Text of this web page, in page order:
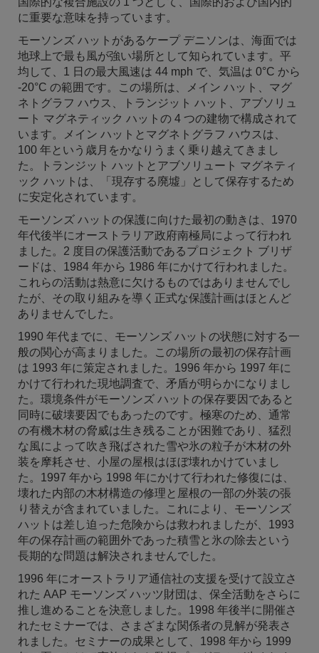
に重要な意味を持っています。
モーソンズ ハットがあるケープ デニソンは、海面では
地球上で最も風が強い場所として知られています。平
均して、1 日の最大風速は 44 mph で、気温は 0°C から
-20°C の範囲です。この場所は、メイン ハット、マグ
ネトグラフ ハウス、トランジット ハット、アブソリュ
ート マグネティック ハットの 4 つの建物で構成されて
います。メイン ハットとマグネトグラフ ハウスは、
100 年という歳月をかなりうまく乗り越えてきまし
た。トランジット ハットとアブソリュート マグネティ
ック ハットは、「現存する廃墟」として保存するため
に安定化されています。
モーソンズ ハットの保護に向けた最初の動きは、1970
年代後半にオーストラリア政府南極局によって行われ
ました。2 度目の保護活動であるプロジェクト ブリザ
ードは、1984 年から 1986 年にかけて行われました。
これらの活動は熱意に欠けるものではありませんでし
たが、その取り組みを導く正式な保護計画はほとんど
ありませんでした。
1990 年代までに、モーソンズ ハットの状態に対する一
般の関心が高まりました。この場所の最初の保存計画
は 1993 年に策定されました。1996 年から 1997 年に
かけて行われた現地調査で、矛盾が明らかになりまし
た。環境条件がモーソンズ ハットの保存要因であると
同時に破壊要因でもあったのです。極寒のため、通常
の有機木材の脅威は生き残ることが困難であり、猛烈
な風によって吹き飛ばされた雪や氷の粒子が木材の外
装を摩耗させ、小屋の屋根はほぼ壊れかけていまし
た。1997 年から 1998 年にかけて行われた修復には、
壊れた内部の木材構造の修理と屋根の一部の外装の張
り替えが含まれていました。これにより、モーソンズ
ハットは差し迫った危険からは救われましたが、1993
年の保存計画の範囲外であった積雪と氷の除去という
長期的な問題は解決されませんでした。
1996 年にオーストラリア通信社の支援を受けて設立さ
れた AAP モーソンズ ハッツ財団は、保全活動をさらに
推し進めることを決意しました。1998 年後半に開催さ
れたセミナーでは、さまざまな関係者の見解が発表さ
れました。セミナーの成果として、1998 年から 1999